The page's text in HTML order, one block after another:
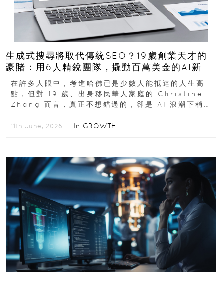
生成式搜尋將取代傳統SEO？19歲創業天才的
豪賭：用6人精銳團隊，撬動百萬美金的AI新商
機
在許多人眼中，考進哈佛已是少數人能抵達的人生高
點，但對 19 歲、出身移民華人家庭的 Christine
Zhang 而言，真正不想錯過的，卻是 AI 浪潮下稍縱
11th June, 2026 ｜ In GROWTH